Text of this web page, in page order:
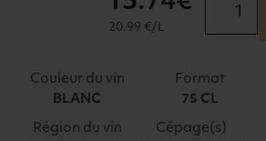
CHABLIS
20.99 €/L
Couleur du vin
BLANC
Format
75 CL
Région du vin Cépage(s)